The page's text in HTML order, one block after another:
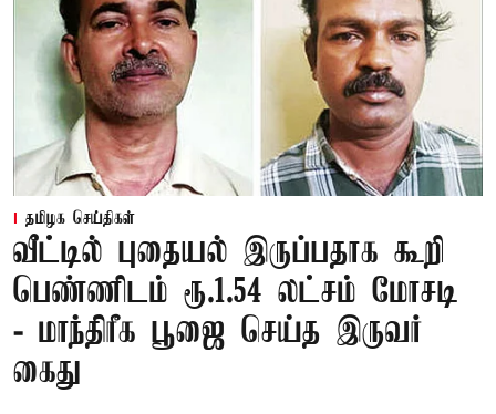
தமிழக செய்திகள்
வீட்டில் புதையல் இருப்பதாக கூறி
பெண்ணிடம் ரூ.1.54 லட்சம் மோசடி
- மாந்திரீக பூஜை செய்த இருவர்
கைது